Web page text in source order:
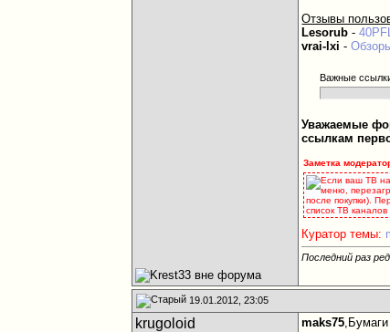
Отзывы
Lesorub -
vrai-lxi -
Важные
Уважаемые
ссылкам
Заметка
Если ваш ТВ
меню,
после покупки).
список ТВ
Куратор темы:
Последний раз
19.01.2012, 23:05
krugoloid maks75